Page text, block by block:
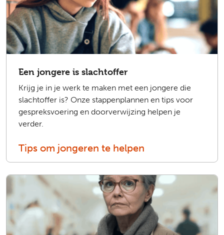
Een jongere is slachtoffer
Krijg je in je werk te maken met een jongere die
slachtoffer is? Onze stappenplannen en tips voor
gespreksvoering en doorverwijzing helpen je
verder.
Tips om jongeren te helpen